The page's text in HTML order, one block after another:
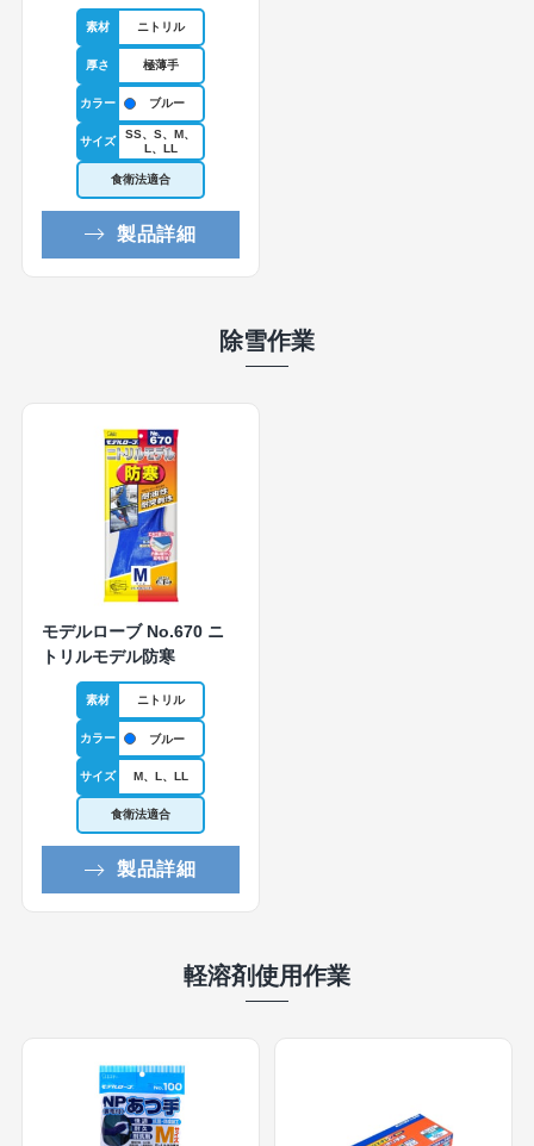
素材 ニトリル
厚さ 極薄手
カラー ブルー
サイズ
SS、S、M、
L、LL
食衛法適合
製品詳細
除雪作業
モデルローブ No.670 ニ
トリルモデル防寒
素材 ニトリル
カラー ブルー
サイズ M、L、LL
食衛法適合
製品詳細
軽溶剤使用作業